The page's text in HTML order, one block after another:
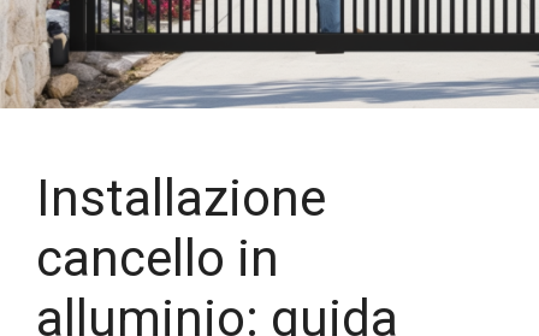
Installazione
cancello in
alluminio: guida